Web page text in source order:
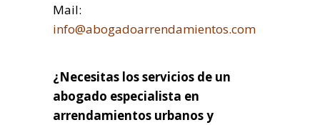
Mail:
info@abogadoarrendamientos.com
¿Necesitas los servicios de un
abogado especialista en
arrendamientos urbanos y